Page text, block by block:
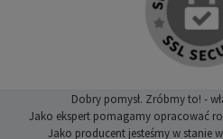
Dobry pomysł. Zróbmy to! -
Jako ekspert pomagamy opracować
Jako producent jesteśmy w stanie